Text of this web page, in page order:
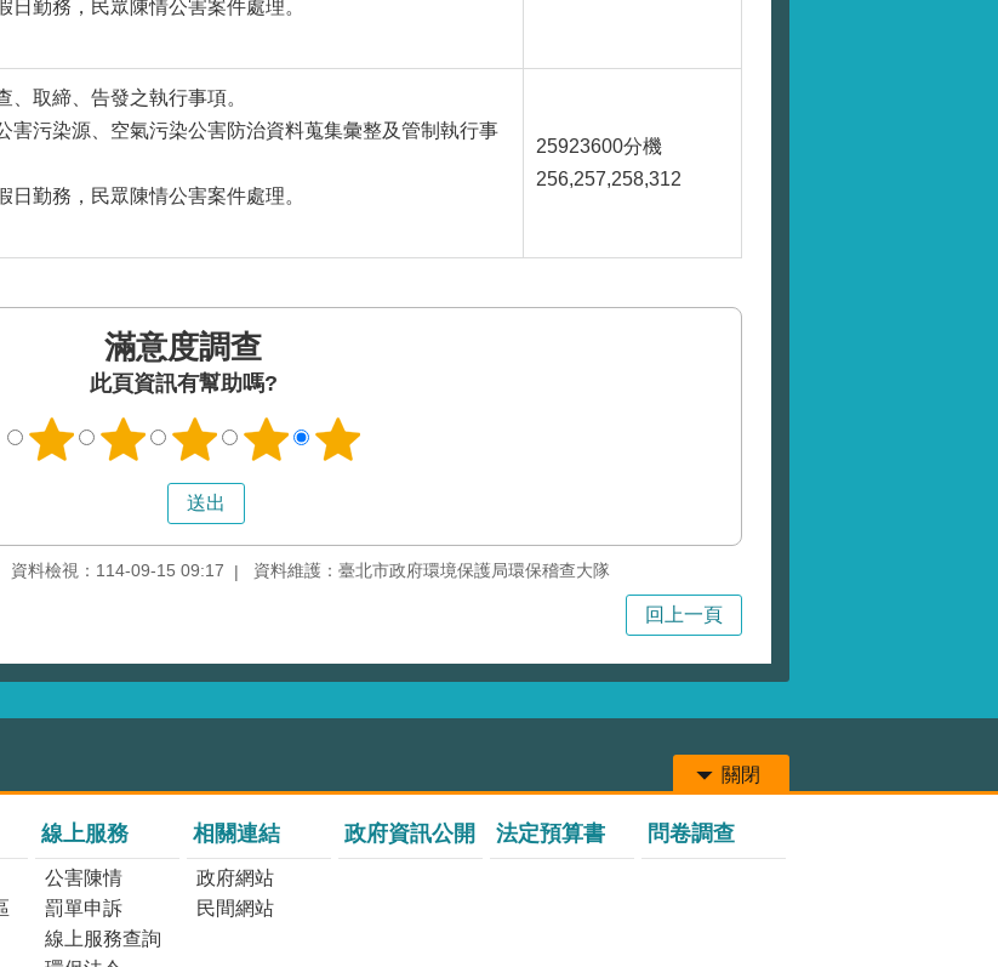
勤務，民眾陳情公害案件處理。
取締、告發之執行事項。
害污染源、空氣污染公害防治資料蒐集彙整及管制執行事
勤務，民眾陳情公害案件處理。
25923600分機
256,257,258,312
滿意度調查
此頁資訊有幫助嗎?
資料檢視：114-09-15 09:17 資料維護：臺北市政府環境保護局環保稽查大隊
回上一頁
關閉
線上服務
公害陳情
罰單申訴
線上服務查詢
相關連結
政府網站
民間網站
政府資訊公開 法定預算書 問卷調查